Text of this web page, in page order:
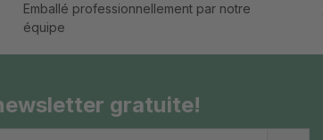
Emballé professionnellement par notre
équipe
gratuite!